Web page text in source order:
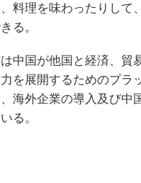
料理を味わったりして
る。
中国が他国と経済、 貿
を展開するためのプラ
海外企業の導入及び中
る。